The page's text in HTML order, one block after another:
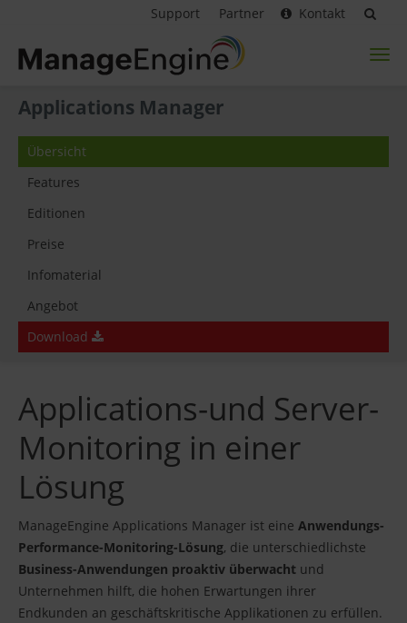
Support Partner Kontakt
Applications Manager
Übersicht
Features
Editionen
Preise
Infomaterial
Angebot
Download
Applications-und Server-
Monitoring in einer
Lösung
ManageEngine Applications Manager ist eine Anwendungs-
Performance-Monitoring-Lösung, die unterschiedlichste
Business-Anwendungen proaktiv überwacht und
Unternehmen hilft, die hohen Erwartungen ihrer
Endkunden an geschäftskritische Applikationen zu erfüllen.